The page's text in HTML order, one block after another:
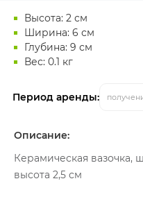
Высота: 2 см
Ширина: 6 см
Глубина: 9 см
Вес: 0.1 кг
Период аренды:
Описание:
Керамическая вазочка,
высота 2,5 см